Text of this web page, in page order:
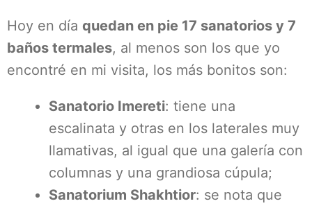
Hoy en día quedan en pie 17 sanatorios y 7
baños termales, al menos son los que yo
encontré en mi visita, los más bonitos son:
Sanatorio Imereti: tiene una
escalinata y otras en los laterales muy
llamativas, al igual que una galería con
columnas y una grandiosa cúpula;
Sanatorium Shakhtior: se nota que